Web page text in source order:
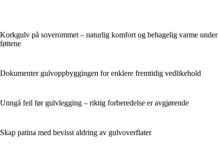
Korkgulv på soverommet – naturlig komfort og behagelig varme under
føttene
Dokumenter gulvoppbyggingen for enklere fremtidig vedlikehold
Unngå feil før gulvlegging – riktig forberedelse er avgjørende
Skap patina med bevisst aldring av gulvoverflater